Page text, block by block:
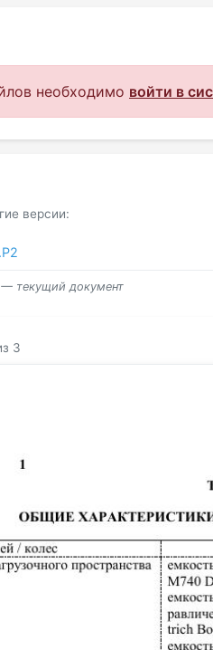
необходимо войти в
версии:
текущий документ
3